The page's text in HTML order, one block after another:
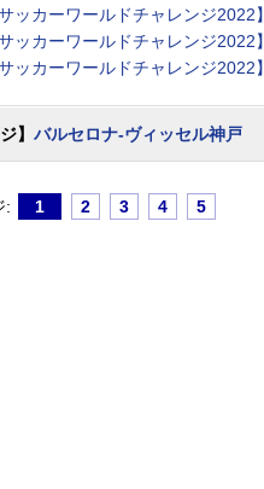
ッカーワールドチャレンジ2022】
ッカーワールドチャレンジ2022】
ッカーワールドチャレンジ2022】
】 バルセロナ-ヴィッセル神戸
: 1 2 3 4 5